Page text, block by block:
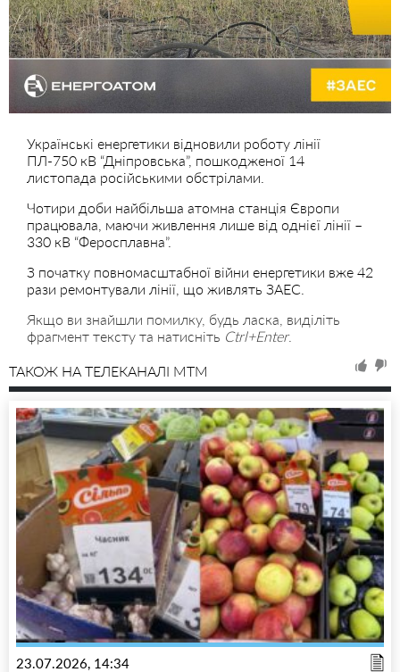
Українські енергетики відновили роботу лінії
ПЛ-750 кВ “Дніпровська”, пошкодженої 14
листопада російськими обстрілами.
Чотири доби найбільша атомна станція Європи
працювала, маючи живлення лише від однієї лінії –
330 кВ “Феросплавна”.
З початку повномасштабної війни енергетики вже 42
рази ремонтували лінії, що живлять ЗАЕС.
Якщо ви знайшли помилку, будь ласка, виділіть
фрагмент тексту та натисніть Ctrl+Enter.
ТАКОЖ НА ТЕЛЕКАНАЛІ MTM
23.07.2026, 14:34